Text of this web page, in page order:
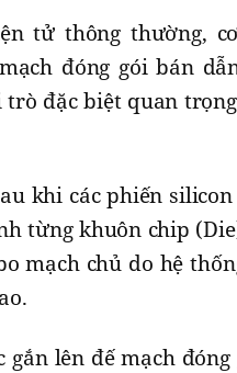
tử thông thường,
đóng gói bán
trò đặc biệt quan
khi các phiến
từng khuôn chip
mạch chủ do hệ
lên đế mạch